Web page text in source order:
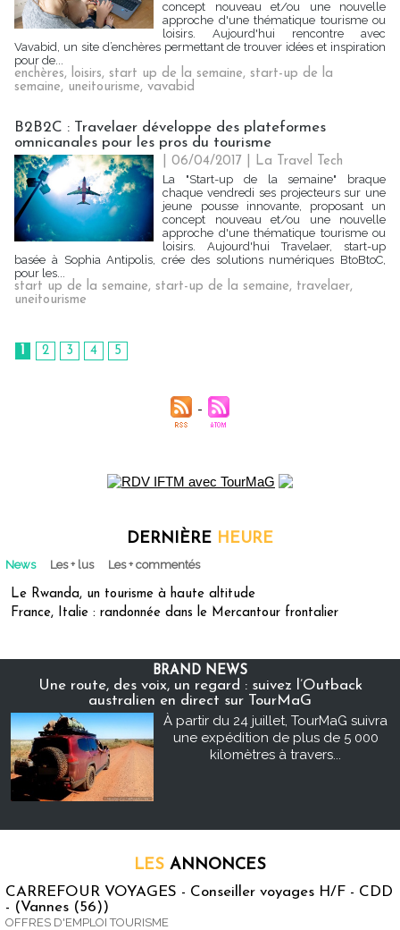
concept nouveau et/ou une nouvelle
approche d'une thématique tourisme ou
loisirs. Aujourd'hui rencontre avec
Vavabid, un site d’enchères permettant de trouver idées et inspiration
pour de...
enchères, loisirs, start up de la semaine, start-up de la
semaine, uneitourisme, vavabid
B2B2C : Travelaer développe des plateformes
omnicanales pour les pros du tourisme
| 06/04/2017
La Travel Tech
La "Start-up de la semaine" braque
chaque vendredi ses projecteurs sur une
jeune pousse innovante, proposant un
concept nouveau et/ou une nouvelle
approche d'une thématique tourisme ou
loisirs. Aujourd'hui Travelaer, start-up
basée à Sophia Antipolis, crée des solutions numériques BtoBtoC,
pour les...
start up de la semaine, start-up de la semaine, travelaer,
uneitourisme
1 2 3 4 5
DERNIÈRE HEURE
News Les + lus Les + commentés
Le Rwanda, un tourisme à haute altitude
France, Italie : randonnée dans le Mercantour frontalier
BRAND NEWS
Une route, des voix, un regard : suivez l’Outback
australien en direct sur TourMaG
À partir du 24 juillet, TourMaG suivra
une expédition de plus de 5 000
kilomètres à travers...
LES ANNONCES
CARREFOUR VOYAGES - Conseiller voyages H/F - CDD
- (Vannes (56))
OFFRES D'EMPLOI TOURISME